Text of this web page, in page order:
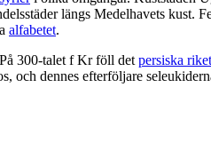
längs Medelhavets kust.
alfabetet.
300-talet f Kr föll det persiska riket
och dennes efterföljare